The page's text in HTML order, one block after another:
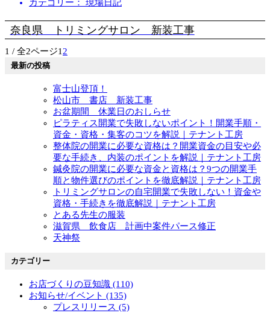
カテゴリー： 現場日記
奈良県 トリミングサロン 新装工事
1 / 全2ページ1 2
最新の投稿
富士山登頂！
松山市 書店 新装工事
お盆期間 休業日のおしらせ
ピラティス開業で失敗しないポイント！開業手順・
資金・資格・集客のコツを解説｜テナント工房
整体院の開業に必要な資格は？開業資金の目安や必
要な手続き、内装のポイントを解説｜テナント工房
鍼灸院の開業に必要な資金と資格は？9つの開業手
順と物件選びのポイントを徹底解説｜テナント工房
トリミングサロンの自宅開業で失敗しない！資金や
資格・手続きを徹底解説｜テナント工房
とある先生の服装
滋賀県 飲食店 計画中案件パース修正
天神祭
カテゴリー
お店づくりの豆知識 (110)
お知らせ/イベント (135)
プレスリリース (5)